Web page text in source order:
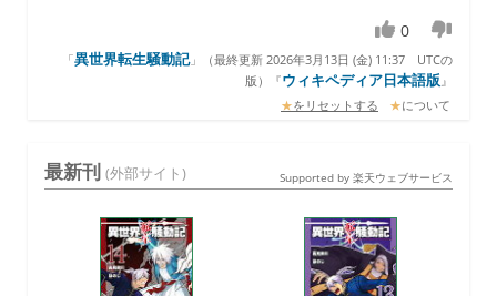
0
「異世界転生騒動記」（最終更新 2026年3月13日 (金) 11:37 UTCの
版）『ウィキペディア日本語版』
★をリセットする ★について
最新刊 (外部サイト) Supported by 楽天ウェブサービス